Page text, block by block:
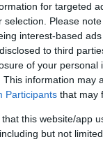
for targeted
selection. Please
interest-based
to third
of your personal
This information may
Participants that may
that this website/app
but not
kommer handla
svart eller vitt. Vi
och det vet vi
Tuna
får det inte
lösning. Där
de här
är att ta